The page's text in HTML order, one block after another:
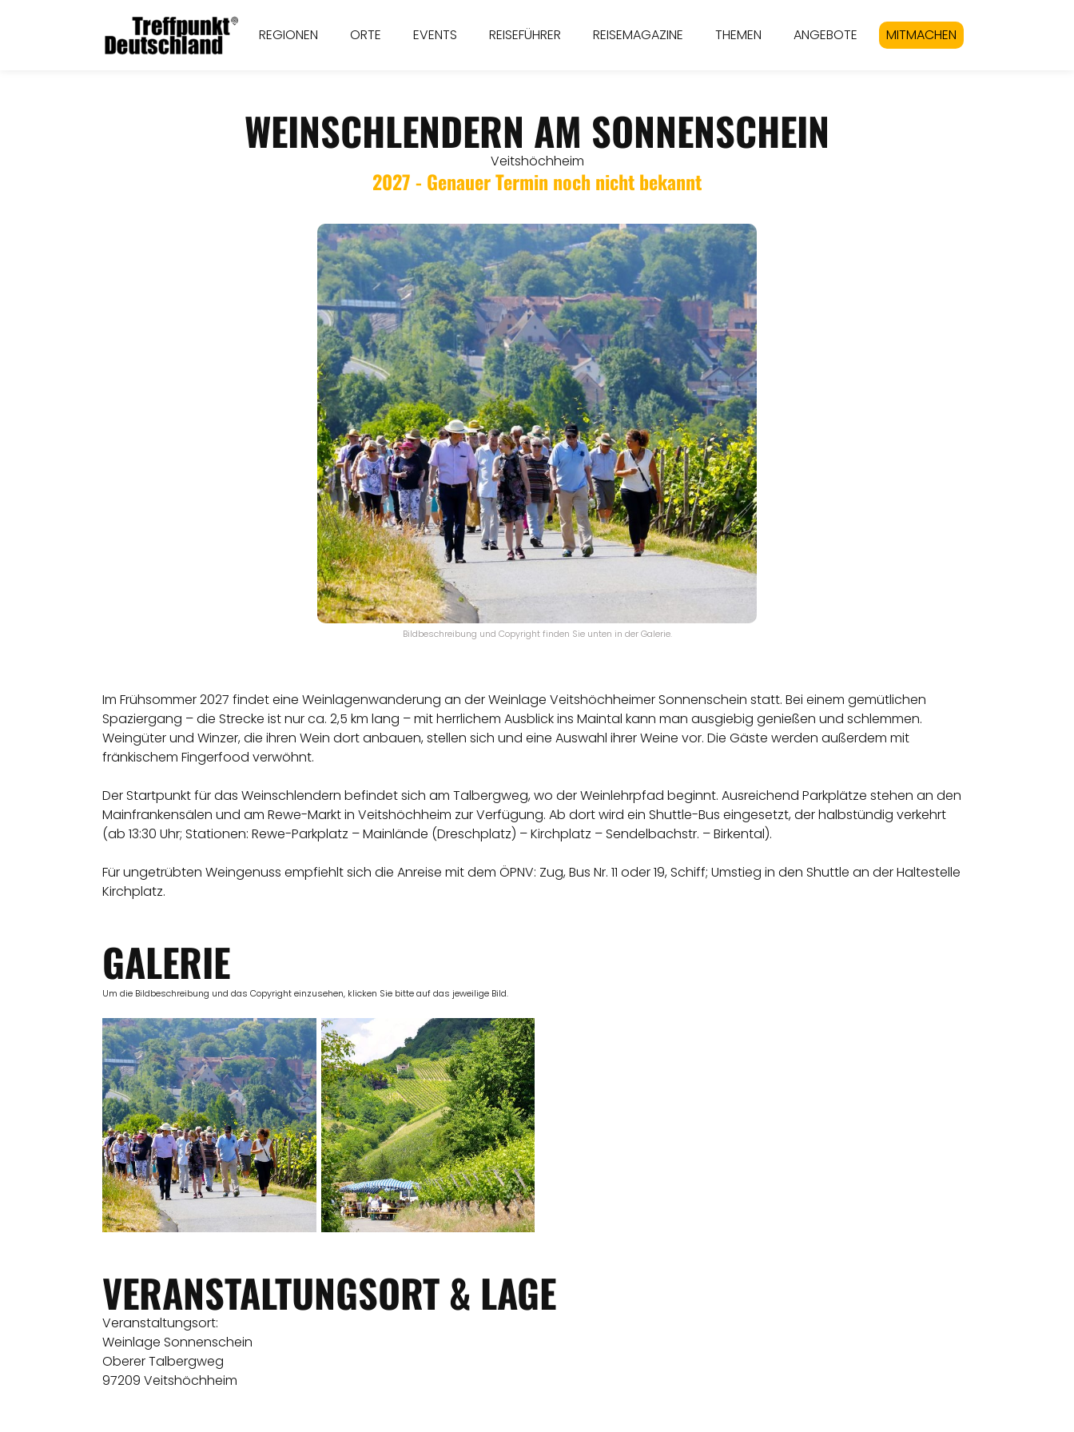
REGIONEN ORTE EVENTS REISEFÜHRER REISEMAGAZINE THEMEN ANGEBOTE MITMACHEN
WEINSCHLENDERN AM SONNENSCHEIN
Veitshöchheim
2027 - Genauer Termin noch nicht bekannt
Bildbeschreibung und Copyright finden Sie unten in der Galerie.
Im Frühsommer 2027 findet eine Weinlagenwanderung an der Weinlage Veitshöchheimer Sonnenschein statt. Bei einem gemütlichen
Spaziergang – die Strecke ist nur ca. 2,5 km lang – mit herrlichem Ausblick ins Maintal kann man ausgiebig genießen und schlemmen.
Weingüter und Winzer, die ihren Wein dort anbauen, stellen sich und eine Auswahl ihrer Weine vor. Die Gäste werden außerdem mit
fränkischem Fingerfood verwöhnt.
Der Startpunkt für das Weinschlendern befindet sich am Talbergweg, wo der Weinlehrpfad beginnt. Ausreichend Parkplätze stehen an den
Mainfrankensälen und am Rewe-Markt in Veitshöchheim zur Verfügung. Ab dort wird ein Shuttle-Bus eingesetzt, der halbstündig verkehrt
(ab 13:30 Uhr; Stationen: Rewe-Parkplatz – Mainlände (Dreschplatz) – Kirchplatz – Sendelbachstr. – Birkental).
Für ungetrübten Weingenuss empfiehlt sich die Anreise mit dem ÖPNV: Zug, Bus Nr. 11 oder 19, Schiff; Umstieg in den Shuttle an der Haltestelle
Kirchplatz.
GALERIE
Um die Bildbeschreibung und das Copyright einzusehen, klicken Sie bitte auf das jeweilige Bild.
VERANSTALTUNGSORT & LAGE
Veranstaltungsort:
Weinlage Sonnenschein
Oberer Talbergweg
97209 Veitshöchheim